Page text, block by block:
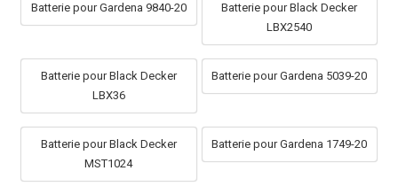
Batterie pour Gardena 9840-20
Batterie pour Black Decker
LBX2540
Batterie pour Black Decker
LBX36
Batterie pour Gardena 5039-20
Batterie pour Black Decker
MST1024
Batterie pour Gardena 1749-20